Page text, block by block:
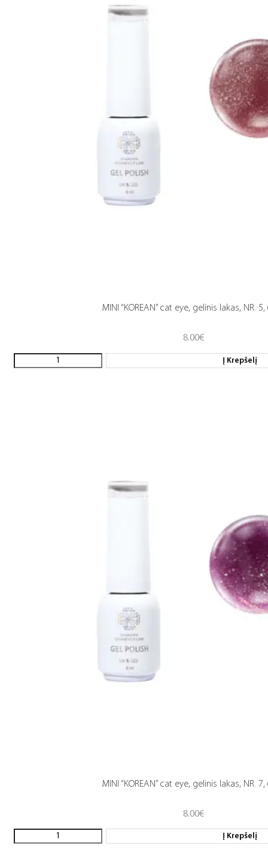
MINI “KOREAN” cat eye, gelinis lakas, NR.
8.00€
Į Krepšelį
MINI “KOREAN” cat eye, gelinis lakas, NR.
8.00€
Į Krepšelį